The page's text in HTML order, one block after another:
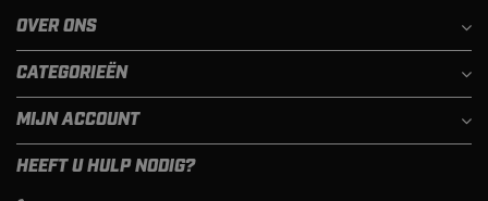
OVER ONS
CATEGORIEËN
MIJN ACCOUNT
HEEFT U HULP NODIG?